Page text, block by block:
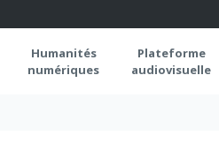
Humanités
numériques
Plateforme
audiovisuelle